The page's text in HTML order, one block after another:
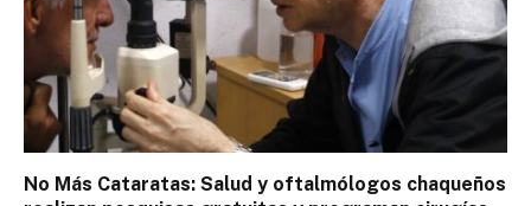
No Más Cataratas: Salud y oftalmólogos chaqueños